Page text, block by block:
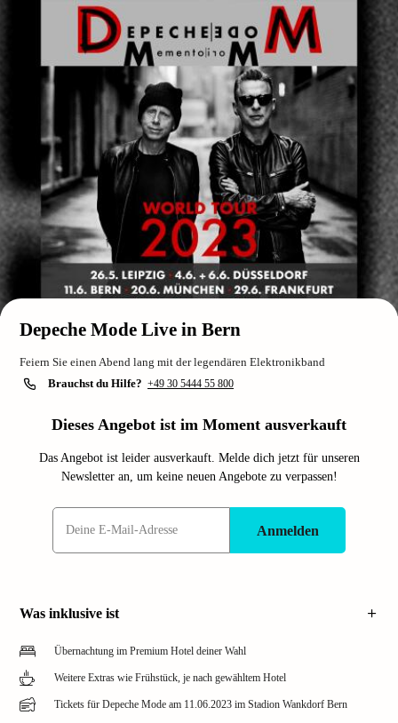
Depeche Mode Live in Bern
Feiern Sie einen Abend lang mit der legendären Elektronikband
Brauchst du Hilfe? +49 30 5444 55 800
Dieses Angebot ist im Moment ausverkauft
Das Angebot ist leider ausverkauft. Melde dich jetzt für unseren
Newsletter an, um keine neuen Angebote zu verpassen!
Anmelden
Was inklusive ist
Übernachtung im Premium Hotel deiner Wahl
Weitere Extras wie Frühstück, je nach gewähltem Hotel
Tickets für Depeche Mode am 11.06.2023 im Stadion Wankdorf Bern